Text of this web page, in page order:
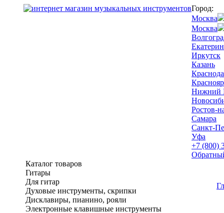
Город:
Москва
Москва
Иркутск
Казань
Нижний
Ростов-
Самара
Санкт-
Уфа
+7 (800)
Каталог товаров
Гитары
Для гитар
Духовые инструменты, скрипки
Дисклавиры, пианино, рояли
Электронные клавишные инструменты